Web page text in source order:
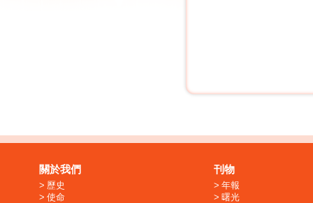
關於我們
歷史
使命
刊物
年報
曙光